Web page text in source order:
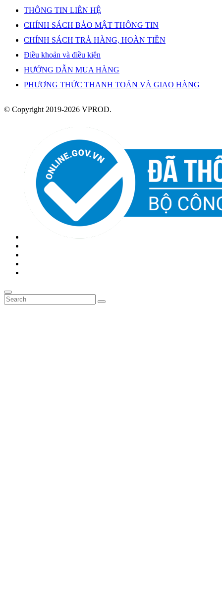
THÔNG TIN LIÊN HỆ
CHÍNH SÁCH BẢO MẬT THÔNG TIN
CHÍNH SÁCH TRẢ HÀNG, HOÀN TIỀN
Điều khoản và điều kiện
HƯỚNG DẪN MUA HÀNG
PHƯƠNG THỨC THANH TOÁN VÀ GIAO HÀNG
© Copyright 2019-2026 VPROD.